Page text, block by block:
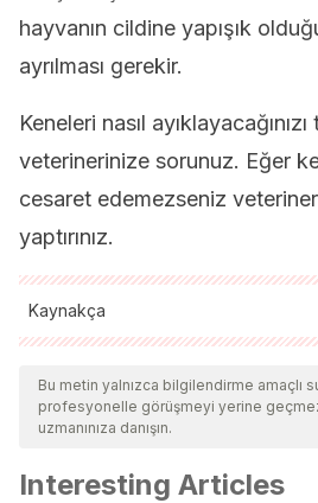
hayvanın cildine yapışık
ayrılması gerekir.
Keneleri nasıl
veterinerinize sorunuz. Eğer
cesaret edemezseniz
yaptırınız.
Kaynakça
Tüm alıntı yapılan kaynaklar,
güncelliklerini ve geçerliliklerini
tarafından derinlemesine incelendi.
kabul edildi.
Bu metin yalnızca bilgilendirme amaçlı
profesyonelle görüşmeyi yerine
uzmanınıza danışın.
Interesting Articles